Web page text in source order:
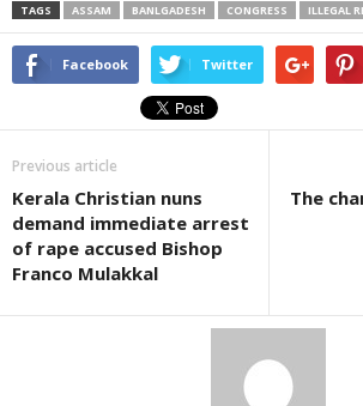
TAGS ASSAM BANLGADESH CONGRESS ILLEGAL
Facebook Twitter
Previous article
Kerala Christian nuns
demand immediate arrest
of rape accused Bishop
Franco Mulakkal
The